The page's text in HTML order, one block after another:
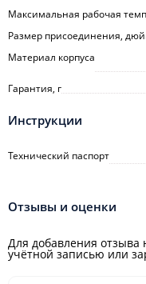
Максимальная рабочая
Размер присоединения,
Материал корпуса
Гарантия, г
Инструкции
Технический паспорт
Отзывы и оценки
Для добавления отзыва
учётной записью или